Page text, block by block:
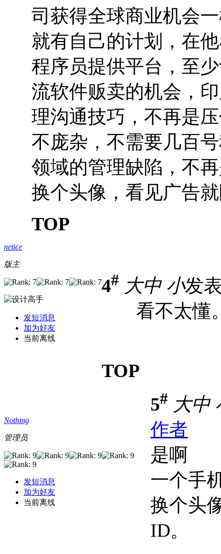
司获得全球商业机会
就有自己的计划，在
程序员提供平台，至
流软件贩卖的机会，
理沟通技巧，不再是
不庞杂，不需要几百
领域的管理缺陷，不
换个头像，看见广告
TOP
netice
版主
发短消息
加为好友
当前离线
4# 大中 小发
看不太懂
TOP
Nothing
管理员
发短消息
加为好友
当前离线
5# 大中
作者
是啊
一个手
换个头
ID。